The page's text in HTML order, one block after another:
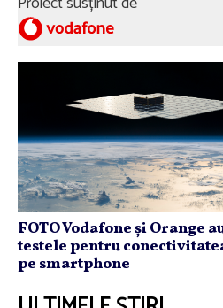
FOTO Vodafone și Orange
testele pentru
pe smartphone